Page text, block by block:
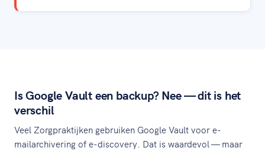
Is Google Vault een backup? Nee — dit is het
verschil
Veel Zorgpraktijken gebruiken Google Vault voor e-
mailarchivering of e-discovery. Dat is waardevol — maar